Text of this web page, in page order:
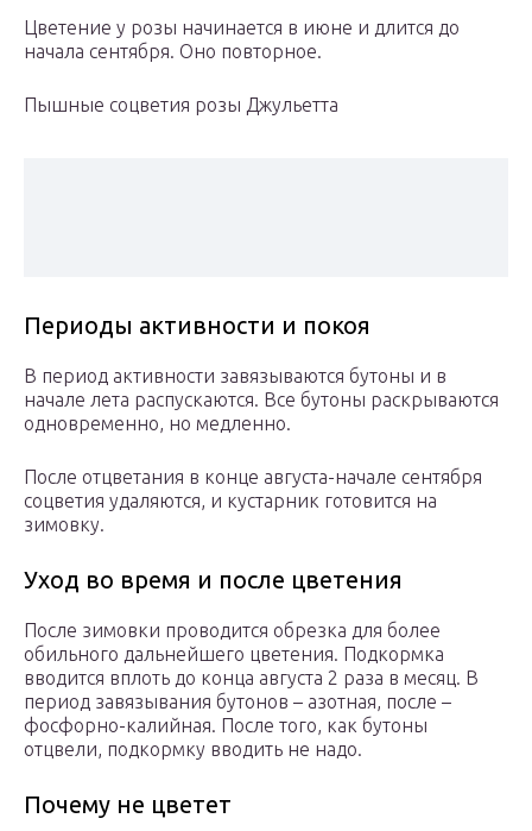
Цветение у розы начинается в июне и длится до
начала сентября. Оно повторное.
Пышные соцветия розы Джульетта
Периоды активности и покоя
В период активности завязываются бутоны и в
начале лета распускаются. Все бутоны раскрываются
одновременно, но медленно.
После отцветания в конце августа-начале сентября
соцветия удаляются, и кустарник готовится на
зимовку.
Уход во время и после цветения
После зимовки проводится обрезка для более
обильного дальнейшего цветения. Подкормка
вводится вплоть до конца августа 2 раза в месяц. В
период завязывания бутонов – азотная, после –
фосфорно-калийная. После того, как бутоны
отцвели, подкормку вводить не надо.
Почему не цветет